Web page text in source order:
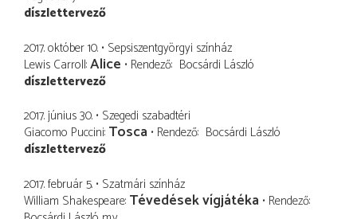
díszlettervező
2017. október 10. Sepsiszentgyörgyi színház
Lewis Carroll Alice Rendező Bocsárdi László
díszlettervező
2017. június 30. Szegedi szabadtéri
Giacomo Puccini Tosca Rendező Bocsárdi László
díszlettervező
2017. február 5. Szatmári színház
William Shakespeare Tévedések vígjátéka Rendező